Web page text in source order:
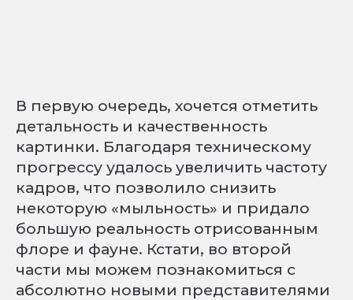
В первую очередь, хочется отметить
детальность и качественность
картинки. Благодаря техническому
прогрессу удалось увеличить частоту
кадров, что позволило снизить
некоторую «мыльность» и придало
большую реальность отрисованным
флоре и фауне. Кстати, во второй
части мы можем познакомиться с
абсолютно новыми представителями